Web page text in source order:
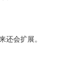
还会扩展。